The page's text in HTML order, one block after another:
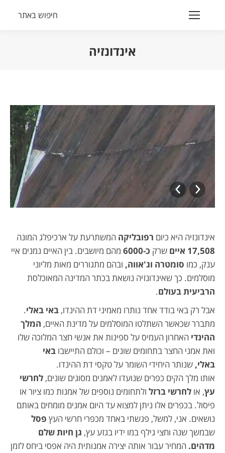
Search:
חיפוש באתר
אינדונזיה
עם
מעריצות
מוסלמיות
באינדונזיה
אינדונזיה היא כיום רפובליקה המשתרעת על ארכיפלג המונה
17,508 איים
שרק כ-6000
מהם מיושבים. בין האיים נמנים איי
ענק, כמו סומטרה וג'אווה, ובהם מתגוררים מאות מליוני
מוסלמים. כך שאינדונזיה נושאת בכתר המדינה המאוכלסת
הרביעית בעולם.
אבל רק באי בודד אחד נותרו מאמיני דת ההינדו, באי באלי.
מתברר שכאשר השתלטו המוסלמים על מדינת האיים, המלך
ההינדי האחרון העמיס על ספינות את אנשי חצר המלוכה שלו
ואת אמני החצר בתחומים שונים – וכולם התיישבו באי
באלי, שנותר היחידי השומר על טקסי דת ההינדו.
אותו מלך הקים כפרים שנועדו לאמנים מסוגים שונים, לחרשי
עץ, או לחרשי ברזל ולתחומים נוספים של אמנות כמו ציור או
פיסול. בכפרים אלו ניתן למצוא עד היום אמנים מומחים באותם
נושאים. אני, למשל, פגשתי באחד מכפרי חרשי העץ פסל
שבמשך שנה וחצי גילף במו ידיו בגזע עץ, גן חיות שלם
מדהים. המחיר עבור אותה יצירה אמנותית היה אפסי ביחס לזמן